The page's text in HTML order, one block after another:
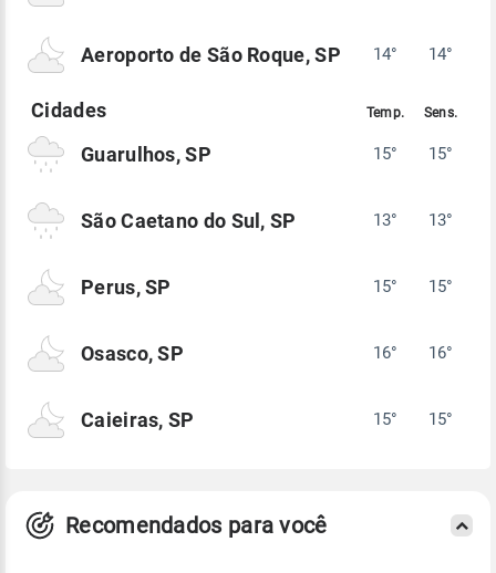
Aeroporto de São Roque, SP 14° 14°
Guarulhos, SP 15° 15°
São Caetano do Sul, SP 13° 13°
Perus, SP 15° 15°
Osasco, SP 16° 16°
Caieiras, SP 15° 15°
Recomendados para você